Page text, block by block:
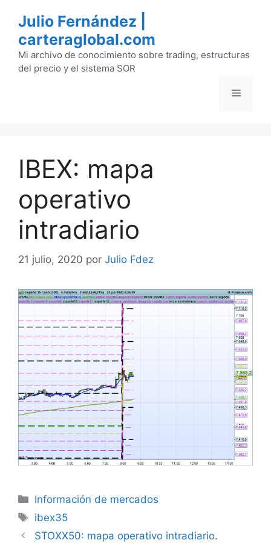
contenido
Julio Fernández |
carteraglobal.com
Mi archivo de conocimiento sobre trading, estructuras
del precio y el sistema SOR
Menú
IBEX: mapa
operativo
intradiario
21 julio, 2020 por Julio Fdez
Categorías
Información de mercados
Etiquetas
ibex35
STOXX50: mapa operativo intradiario.